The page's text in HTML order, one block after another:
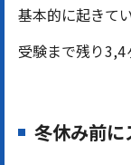
基本的に起きて
受験まで残り3,4
冬休み前に